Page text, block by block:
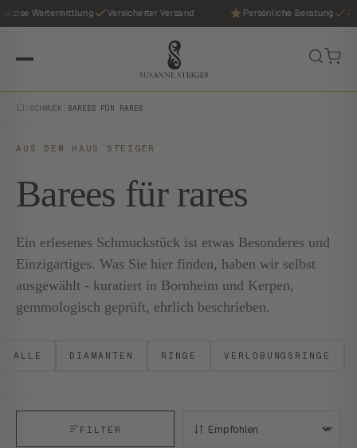
Wertermittlung Versicherter Versand Persönliche Beratung
SCHMUCK BAREES FÜR RARES
AUS DEM HAUS STEIGER
Barees für rares
Ein erlesenes Schmuckstück ist etwas Besonderes und
Einzigartiges. Was Sie hier finden, haben wir selbst
ausgewählt - kuratiert in Bornheim und Kerpen,
gemmologisch geprüft, ehrlich beschrieben.
ALLE DIAMANTEN RINGE VERLOBUNGSRINGE
FILTER SORTIEREN: